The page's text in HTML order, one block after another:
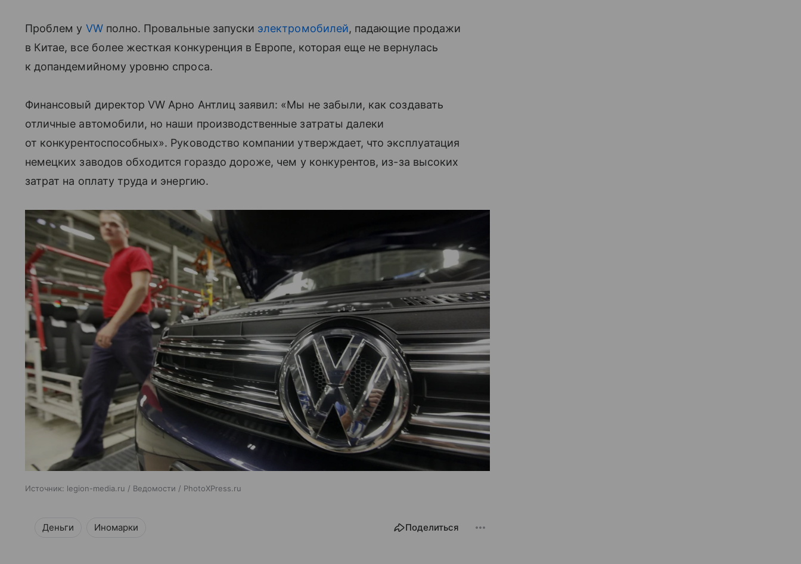
Проблем у VWполно. Провальные запуски электромобилей, падающие продажи
в Китае, все более жесткая конкуренция в Европе, которая еще не вернулась
к допандемийному уровню спроса.
Финансовый директор VW Арно Антлиц заявил: «Мы не забыли, как создавать
отличные автомобили, но наши производственные затраты далеки
от конкурентоспособных». Руководство компании утверждает, что эксплуатация
немецких заводов обходится гораздо дороже, чем у конкурентов, из-за высоких
затрат на оплату труда и энергию.
Источник: legion-media.ru / Ведомости / PhotoXPress.ru
Деньги Иномарки Поделиться